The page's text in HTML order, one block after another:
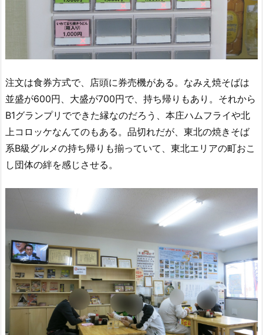
注文は食券方式で、店頭に券売機がある。なみえ焼そばは
並盛が600円、大盛が700円で、持ち帰りもあり。それから
B1グランプリでできた縁なのだろう、本庄ハムフライや北
上コロッケなんてのもある。品切れだが、東北の焼きそば
系B級グルメの持ち帰りも揃っていて、東北エリアの町おこ
し団体の絆を感じさせる。